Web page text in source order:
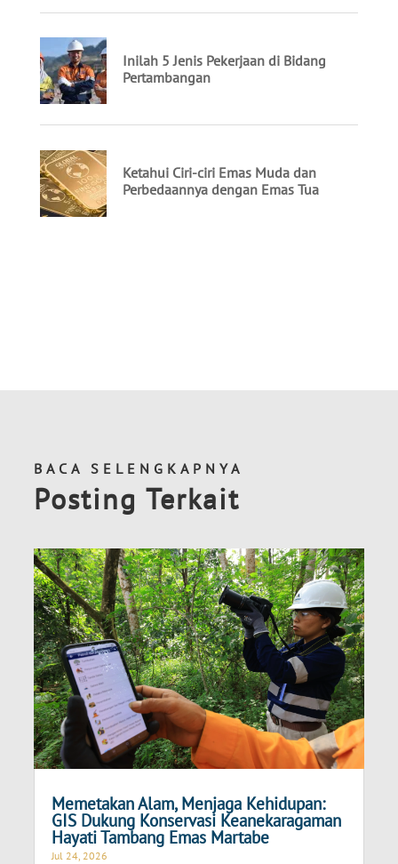
BACA SELENGKAPNYA
Posting Terkait
Memetakan Alam, Menjaga Kehidupan:
GIS Dukung Konservasi Keanekaragaman
Hayati Tambang Emas Martabe
Jul 24, 2026